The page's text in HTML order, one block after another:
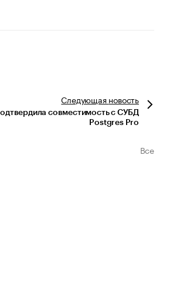
Следующаяновость
совместимость с СУБД
Postgres Pro
Все